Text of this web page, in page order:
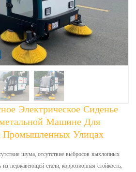
Электрическое Сиденье
Машине Для
Улицах
шума, отсутствие выбросов выхлопных
нержавеющей стали, коррозионная стойкость,